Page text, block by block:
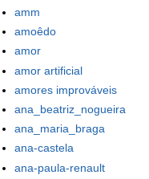
amm
amoêdo
amor
amor artificial
amores improváveis
ana_beatriz_nogueira
ana_maria_braga
ana-castela
ana-paula-renault